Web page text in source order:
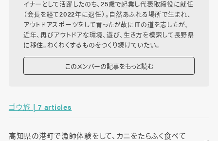
イナーとして活躍したのち、25歳で起業し代表取締役に就任
（会長を経て2022年に退任）。自然あふれる場所で生まれ、
アウトドアスポーツをして育ったが故にITの道を志したが、
近年、再びアウトドアな環境、遊び、生き方を模索して長野県
に移住。わくわくするものをつくり続けていたい。
このメンバーの記事をもっと読む
ゴウ旅 | 7 articles
高知県の港町で漁師体験をして、カニをたらふく食べて